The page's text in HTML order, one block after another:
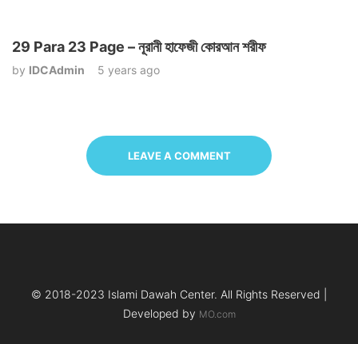
29 Para 23 Page – নূরানী হাফেজী কোরআন শরীফ
by IDCAdmin 5 years ago
LEAVE A COMMENT
© 2018-2023 Islami Dawah Center. All Rights Reserved |
Developed by MO.com